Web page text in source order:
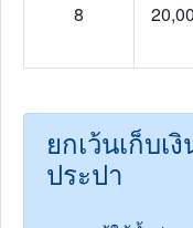
8
ยกเว้นเก็บเ
ประปา